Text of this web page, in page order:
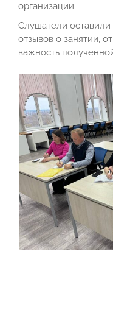
организации.
Слушатели
отзывов о занятии,
важность